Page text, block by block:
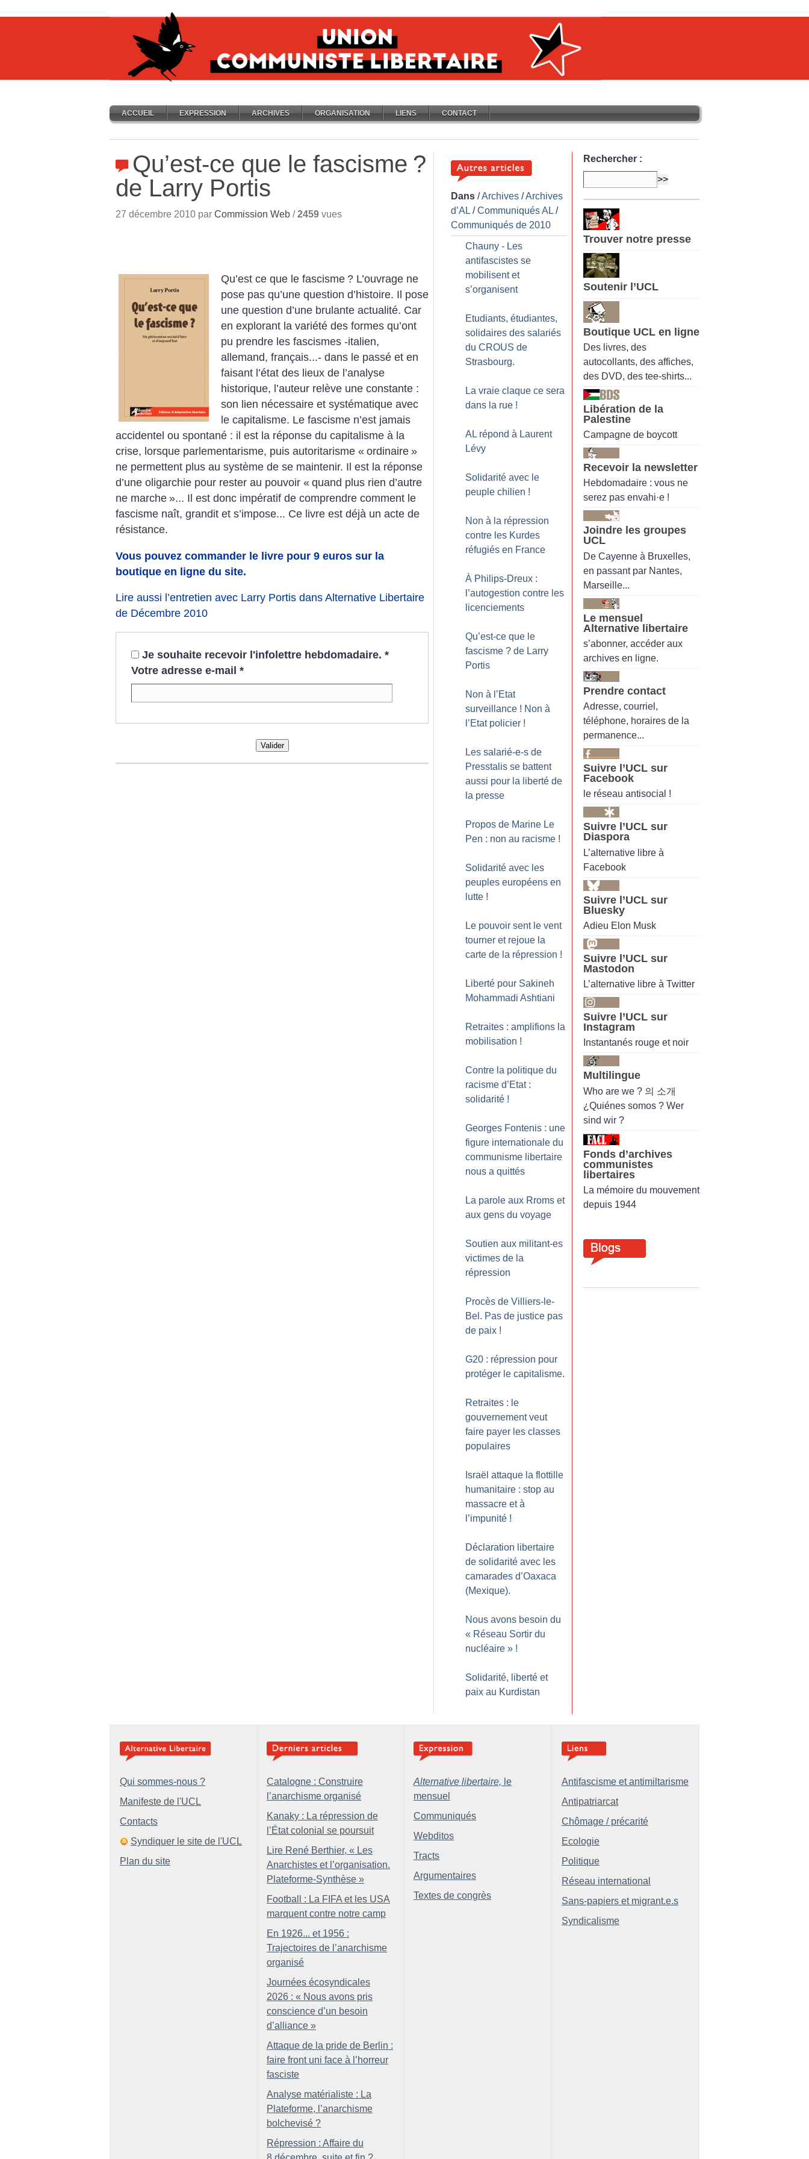
ACCUEIL EXPRESSION ARCHIVES ORGANISATION LIENS CONTACT
Qu’est-ce que le fascisme ?
de Larry Portis
27 décembre 2010 par Commission Web /2459 vues
Qu’est ce que le fascisme ? L’ouvrage ne
pose pas qu’une question d’histoire. Il pose
une question d’une brulante actualité. Car
en explorant la variété des formes qu’ont
pu prendre les fascismes -italien,
allemand, français...- dans le passé et en
faisant l’état des lieux de l’analyse
historique, l’auteur relève une constante :
son lien nécessaire et systématique avec
le capitalisme. Le fascisme n’est jamais
accidentel ou spontané : il est la réponse du capitalisme à la
crise, lorsque parlementarisme, puis autoritarisme « ordinaire »
ne permettent plus au système de se maintenir. Il est la réponse
d’une oligarchie pour rester au pouvoir « quand plus rien d’autre
ne marche »... Il est donc impératif de comprendre comment le
fascisme naît, grandit et s’impose... Ce livre est déjà un acte de
résistance.
Vous pouvez commander le livre pour 9 euros sur la
boutique en ligne du site.
Lire aussi l’entretien avec Larry Portis dans Alternative Libertaire
de Décembre 2010
Je souhaite recevoir l'infolettre hebdomadaire. *
Votre adresse e-mail *
Valider
Dans /Archives /Archives
d’AL /Communiqués AL /
Communiqués de 2010
Chauny - Les
antifascistes se
mobilisent et
s’organisent
Etudiants, étudiantes,
solidaires des salariés
du CROUS de
Strasbourg.
La vraie claque ce sera
dans la rue !
AL répond à Laurent
Lévy
Solidarité avec le
peuple chilien !
Non à la répression
contre les Kurdes
réfugiés en France
À Philips-Dreux :
l’autogestion contre les
licenciements
Qu’est-ce que le
fascisme ? de Larry
Portis
Non à l’Etat
surveillance ! Non à
l’Etat policier !
Les salarié-e-s de
Presstalis se battent
aussi pour la liberté de
la presse
Propos de Marine Le
Pen : non au racisme !
Solidarité avec les
peuples européens en
lutte !
Le pouvoir sent le vent
tourner et rejoue la
carte de la répression !
Liberté pour Sakineh
Mohammadi Ashtiani
Retraites : amplifions la
mobilisation !
Contre la politique du
racisme d’Etat :
solidarité !
Georges Fontenis : une
figure internationale du
communisme libertaire
nous a quittés
La parole aux Rroms et
aux gens du voyage
Soutien aux militant-es
victimes de la
répression
Procès de Villiers-le-
Bel. Pas de justice pas
de paix !
G20 : répression pour
protéger le capitalisme.
Retraites : le
gouvernement veut
faire payer les classes
populaires
Israël attaque la flottille
humanitaire : stop au
massacre et à
l’impunité !
Déclaration libertaire
de solidarité avec les
camarades d’Oaxaca
(Mexique).
Nous avons besoin du
« Réseau Sortir du
nucléaire » !
Solidarité, liberté et
paix au Kurdistan
Rechercher :
Trouver notre presse
Soutenir l’UCL
Boutique UCL en ligne
Des livres, des
autocollants, des affiches,
des DVD, des tee-shirts...
Libération de la
Palestine
Campagne de boycott
Recevoir la newsletter
Hebdomadaire : vous ne
serez pas envahi·e !
Joindre les groupes
UCL
De Cayenne à Bruxelles,
en passant par Nantes,
Marseille...
Le mensuel
Alternative libertaire
s’abonner, accéder aux
archives en ligne.
Prendre contact
Adresse, courriel,
téléphone, horaires de la
permanence...
Suivre l’UCL sur
Facebook
le réseau antisocial !
Suivre l’UCL sur
Diaspora
L’alternative libre à
Facebook
Suivre l’UCL sur
Bluesky
Adieu Elon Musk
Suivre l’UCL sur
Mastodon
L’alternative libre à Twitter
Suivre l’UCL sur
Instagram
Instantanés rouge et noir
Multilingue
Who are we ? 의 소개
¿Quiénes somos ? Wer
sind wir ?
Fonds d’archives
communistes
libertaires
La mémoire du mouvement
depuis 1944
Qui sommes-nous ?
Manifeste de l'UCL
Contacts
Syndiquer le site de l'UCL
Plan du site
Catalogne : Construire
l’anarchisme organisé
Kanaky : La répression de
l’État colonial se poursuit
Lire René Berthier, « Les
Anarchistes et l’organisation.
Plateforme-Synthèse »
Football : La FIFA et les USA
marquent contre notre camp
En 1926... et 1956 :
Trajectoires de l’anarchisme
organisé
Journées écosyndicales
2026 : « Nous avons pris
conscience d’un besoin
d’alliance »
Attaque de la pride de Berlin :
faire front uni face à l’horreur
fasciste
Analyse matérialiste : La
Plateforme, l’anarchisme
bolchevisé ?
Répression : Affaire du
Alternative libertaire, le
mensuel
Communiqués
Webditos
Tracts
Argumentaires
Textes de congrès
Antifascisme et antimiltarisme
Antipatriarcat
Chômage / précarité
Ecologie
Politique
Réseau international
Sans-papiers et migrant.e.s
Syndicalisme